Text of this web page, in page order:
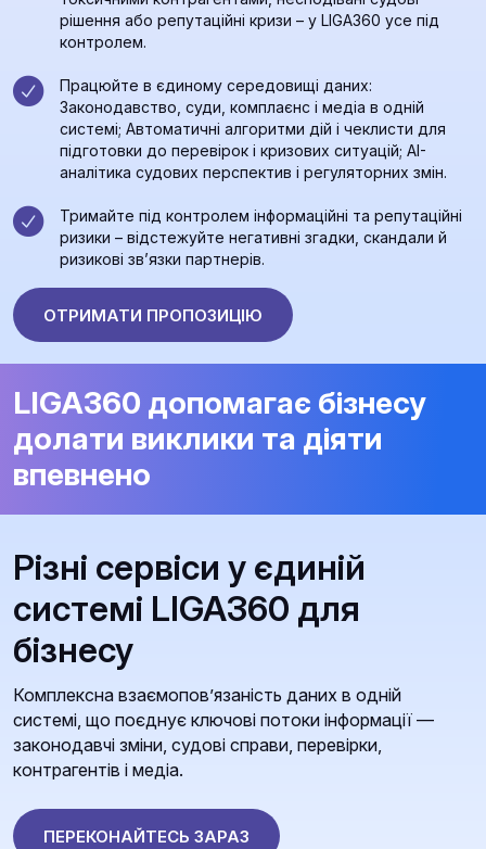
рішення або репутаційні кризи – у LIGA360 усе під
контролем.
Працюйте в єдиному середовищі даних:
Законодавство, суди, комплаєнс і медіа в одній
системі; Автоматичні алгоритми дій і чеклисти для
підготовки до перевірок і кризових ситуацій; AI-
аналітика судових перспектив і регуляторних змін.
Тримайте під контролем інформаційні та репутаційні
ризики – відстежуйте негативні згадки, скандали й
ризикові зв’язки партнерів.
ОТРИМАТИ ПРОПОЗИЦІЮ
LIGA360 допомагає бізнесу
долати виклики та діяти
впевнено
Різні сервіси у єдиній
системі LIGA360 для
бізнесу
Комплексна взаємопов’язаність даних в одній
системі, що поєднує ключові потоки інформації —
законодавчі зміни, судові справи, перевірки,
контрагентів і медіа.
ПЕРЕКОНАЙТЕСЬ ЗАРАЗ